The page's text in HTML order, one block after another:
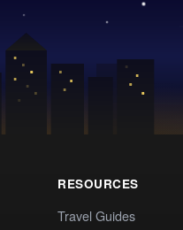
RESOURCES
Travel Guides